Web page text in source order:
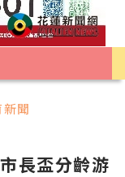
聞
長盃分齡游